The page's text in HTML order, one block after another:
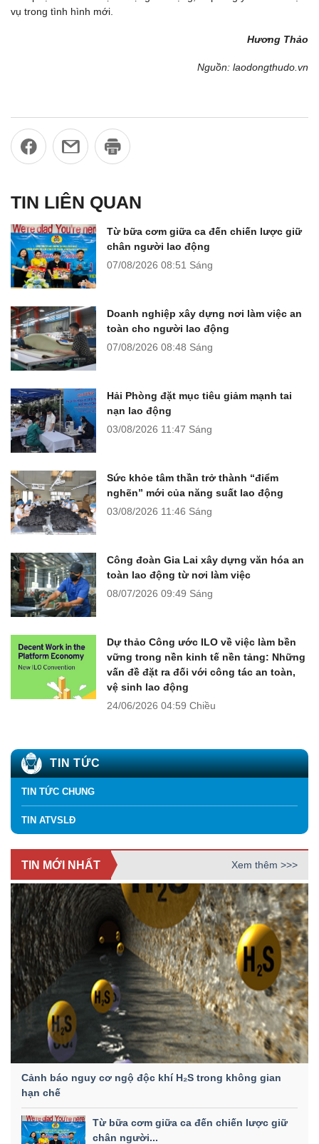
vụ trong tình hình mới.
Hương Thảo
Nguồn: laodongthudo.vn
TIN LIÊN QUAN
Từ bữa cơm giữa ca đến chiến lược giữ
chân người lao động
07/08/2026 08:51 Sáng
Doanh nghiệp xây dựng nơi làm việc an
toàn cho người lao động
07/08/2026 08:48 Sáng
Hải Phòng đặt mục tiêu giảm mạnh tai
nạn lao động
03/08/2026 11:47 Sáng
Sức khỏe tâm thần trở thành “điểm
nghẽn” mới của năng suất lao động
03/08/2026 11:46 Sáng
Công đoàn Gia Lai xây dựng văn hóa an
toàn lao động từ nơi làm việc
08/07/2026 09:49 Sáng
Dự thảo Công ước ILO về việc làm bền
vững trong nền kinh tế nền tảng: Những
vấn đề đặt ra đối với công tác an toàn,
vệ sinh lao động
24/06/2026 04:59 Chiều
TIN TỨC
TIN TỨC CHUNG
TIN ATVSLĐ
TIN MỚI NHẤT Xem thêm >>>
Cảnh báo nguy cơ ngộ độc khí H₂S trong không gian
hạn chế
Từ bữa cơm giữa ca đến chiến lược giữ
chân người...